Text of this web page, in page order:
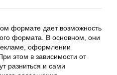
формате дает возможность
формата. В основном, они
оформлении
этом в зависимости от
разниться и сами